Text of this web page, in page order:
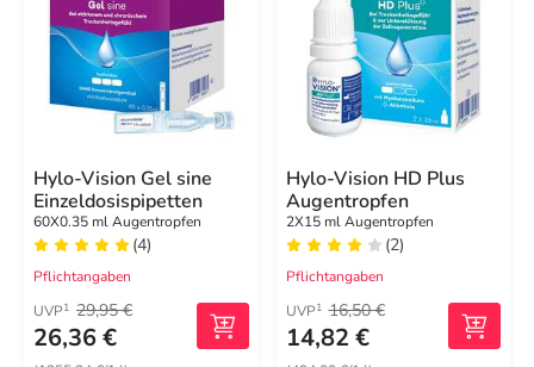
Hylo-Vision Gel sine
Einzeldosispipetten
60X0.35 ml Augentropfen
(4)
Pflichtangaben
UVP1 29,95 €
26,36 €
Hylo-Vision HD Plus
Augentropfen
2X15 ml Augentropfen
(2)
Pflichtangaben
UVP1 16,50 €
14,82 €